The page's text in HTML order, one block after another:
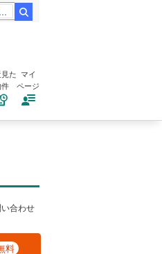
阿波おどりで不適切な動画
た マイ
ページ
合わせ
料